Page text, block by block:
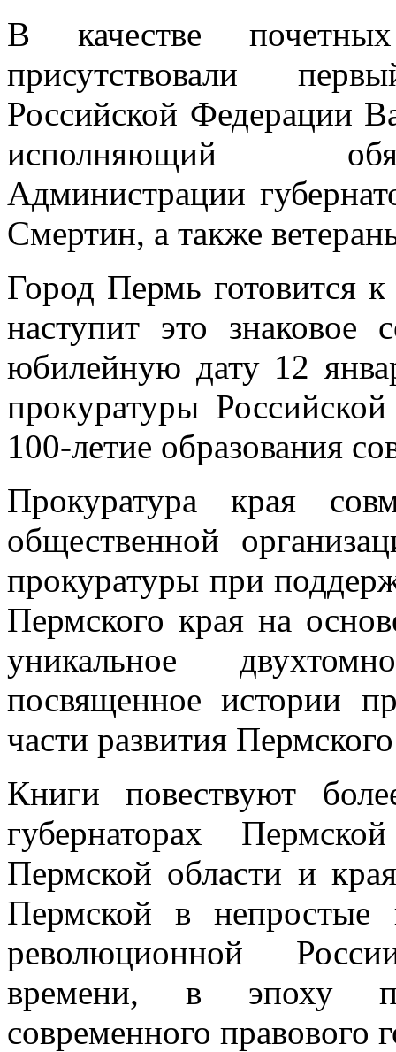
В качестве
присутствовали
Российской Федерации
исполняющий
Администрации
Смертин, а также
Город Пермь готовится
наступит это
юбилейную дату 12
прокуратуры
100-летие образования
Прокуратура края
общественной
прокуратуры при
Пермского края на
уникальное
посвященное истории
части развития
Книги повествуют
губернаторах
Пермской области и
Пермской в непростые
революционной
времени, в эпоху
современного правового